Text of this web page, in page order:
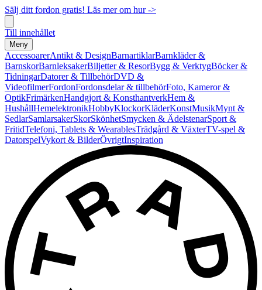
Sälj ditt fordon gratis! Läs mer om hur ->
Till innehållet
Meny
AccessoarerAntikt & DesignBarnartiklarBarnkläder &
BarnskorBarnleksakerBiljetter & ResorBygg & VerktygBöcker &
TidningarDatorer & TillbehörDVD &
VideofilmerFordonFordonsdelar & tillbehörFoto, Kameror &
OptikFrimärkenHandgjort & KonsthantverkHem &
HushållHemelektronikHobbyKlockorKläderKonstMusikMynt &
SedlarSamlarsakerSkorSkönhetSmycken & ÄdelstenarSport &
FritidTelefoni, Tablets & WearablesTrädgård & VäxterTV-spel &
DatorspelVykort & BilderÖvrigtInspiration